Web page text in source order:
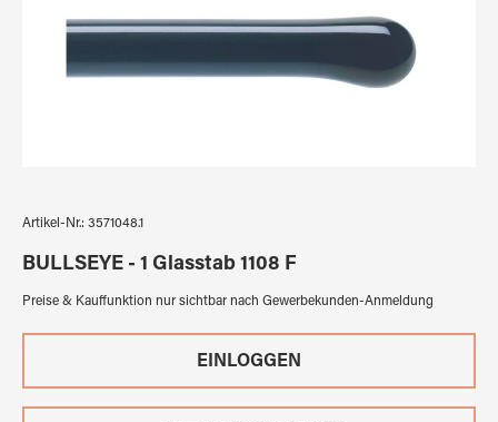
Artikel-Nr.: 3571048.1
BULLSEYE - 1 Glasstab 1108 F
Preise & Kauffunktion nur sichtbar nach Gewerbekunden-Anmeldung
EINLOGGEN